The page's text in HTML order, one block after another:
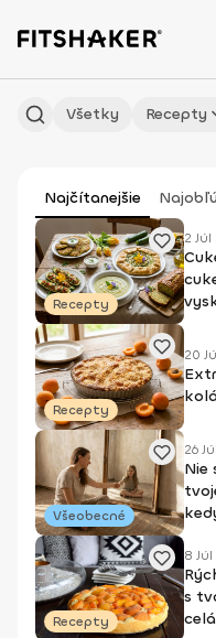
Všetky Recepty
Najčítanejšie
Recepty
2
Recepty
20
Všeobecné
26
Nie
Recepty
8
s